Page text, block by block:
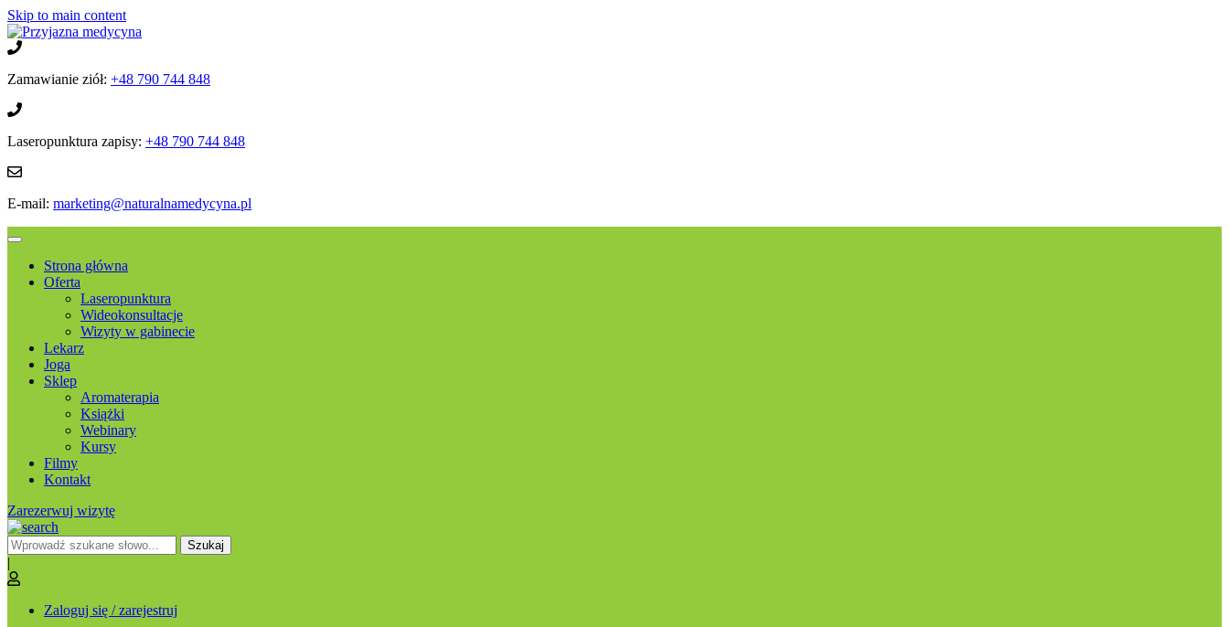
Skip to main content
Zamawianie ziół: +48 790 744 848
Laseropunktura zapisy: +48 790 744 848
E-mail: marketing@naturalnamedycyna.pl
Strona główna
Oferta
Laseropunktura
Wideokonsultacje
Wizyty w gabinecie
Lekarz
Joga
Sklep
Aromaterapia
Książki
Webinary
Kursy
Filmy
Kontakt
Zarezerwuj wizytę
Szukaj
|
Zaloguj się / zarejestruj